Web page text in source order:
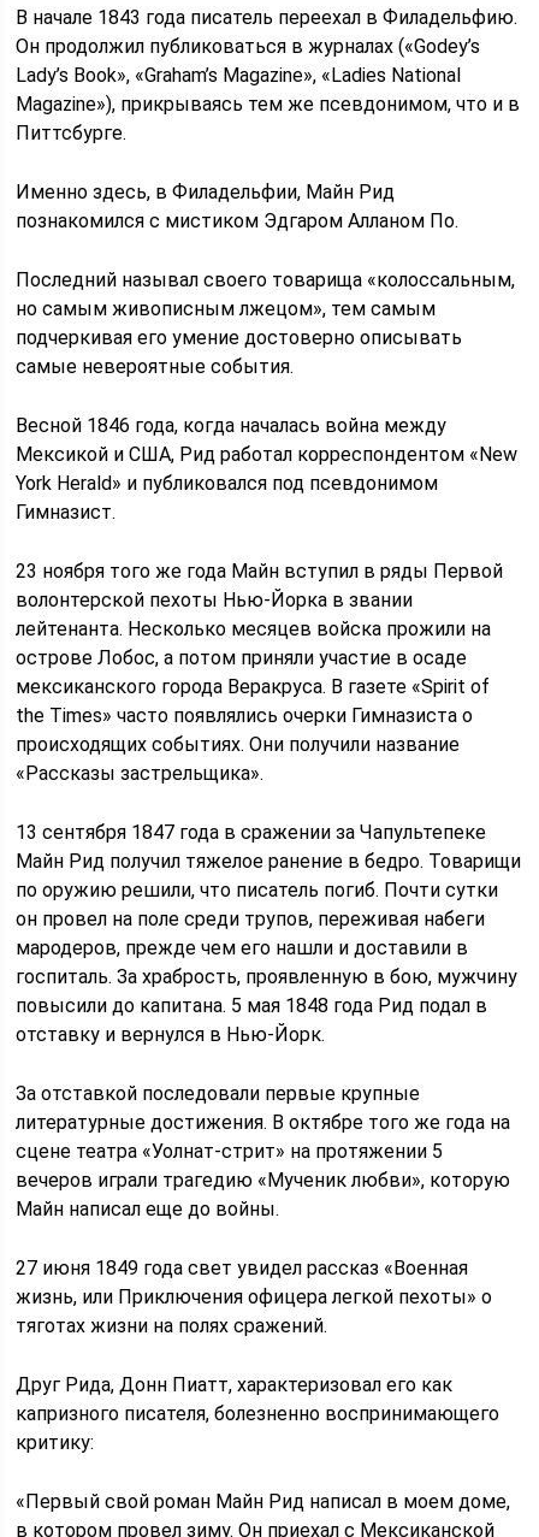
В начале 1843 года писатель переехал в Филадельфию.
Он продолжил публиковаться в журналах («Godey’s
Lady’s Book», «Graham’s Magazine», «Ladies National
Magazine»), прикрываясь тем же псевдонимом, что и в
Питтсбурге.
Именно здесь, в Филадельфии, Майн Рид
познакомился с мистиком Эдгаром Алланом По.
Последний называл своего товарища «колоссальным,
но самым живописным лжецом», тем самым
подчеркивая его умение достоверно описывать
самые невероятные события.
Весной 1846 года, когда началась война между
Мексикой и США, Рид работал корреспондентом «New
York Herald» и публиковался под псевдонимом
Гимназист.
23 ноября того же года Майн вступил в ряды Первой
волонтерской пехоты Нью-Йорка в звании
лейтенанта. Несколько месяцев войска прожили на
острове Лобос, а потом приняли участие в осаде
мексиканского города Веракруса. В газете «Spirit of
the Times» часто появлялись очерки Гимназиста о
происходящих событиях. Они получили название
«Рассказы застрельщика».
13 сентября 1847 года в сражении за Чапультепеке
Майн Рид получил тяжелое ранение в бедро. Товарищи
по оружию решили, что писатель погиб. Почти сутки
он провел на поле среди трупов, переживая набеги
мародеров, прежде чем его нашли и доставили в
госпиталь. За храбрость, проявленную в бою, мужчину
повысили до капитана. 5 мая 1848 года Рид подал в
отставку и вернулся в Нью-Йорк.
За отставкой последовали первые крупные
литературные достижения. В октябре того же года на
сцене театра «Уолнат-стрит» на протяжении 5
вечеров играли трагедию «Мученик любви», которую
Майн написал еще до войны.
27 июня 1849 года свет увидел рассказ «Военная
жизнь, или Приключения офицера легкой пехоты» о
тяготах жизни на полях сражений.
Друг Рида, Донн Пиатт, характеризовал его как
капризного писателя, болезненно воспринимающего
критику:
«Первый свой роман Майн Рид написал в моем доме,
в котором провел зиму. Он приехал с Мексиканской